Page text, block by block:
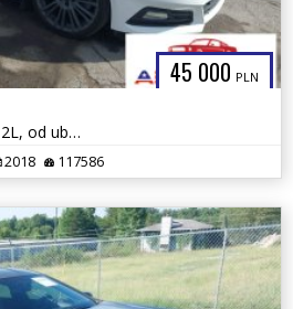
45 000 PLN
2018r., FORD FOCUS ST, 2L, od ubezpieczalni
2018 117586